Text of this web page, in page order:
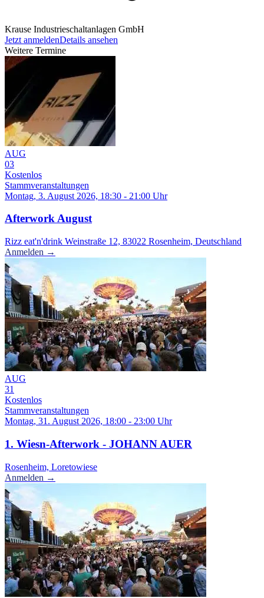
Krause Industrieschaltanlagen GmbH
Jetzt anmeldenDetails ansehen
Weitere Termine
AUG
03
Kostenlos
Stammveranstaltungen
Montag, 3. August 2026, 18:30 - 21:00 Uhr
Afterwork August
Rizz eat'n'drink Weinstraße 12, 83022 Rosenheim, Deutschland
Anmelden →
AUG
31
Kostenlos
Stammveranstaltungen
Montag, 31. August 2026, 18:00 - 23:00 Uhr
1. Wiesn-Afterwork - JOHANN AUER
Rosenheim, Loretowiese
Anmelden →